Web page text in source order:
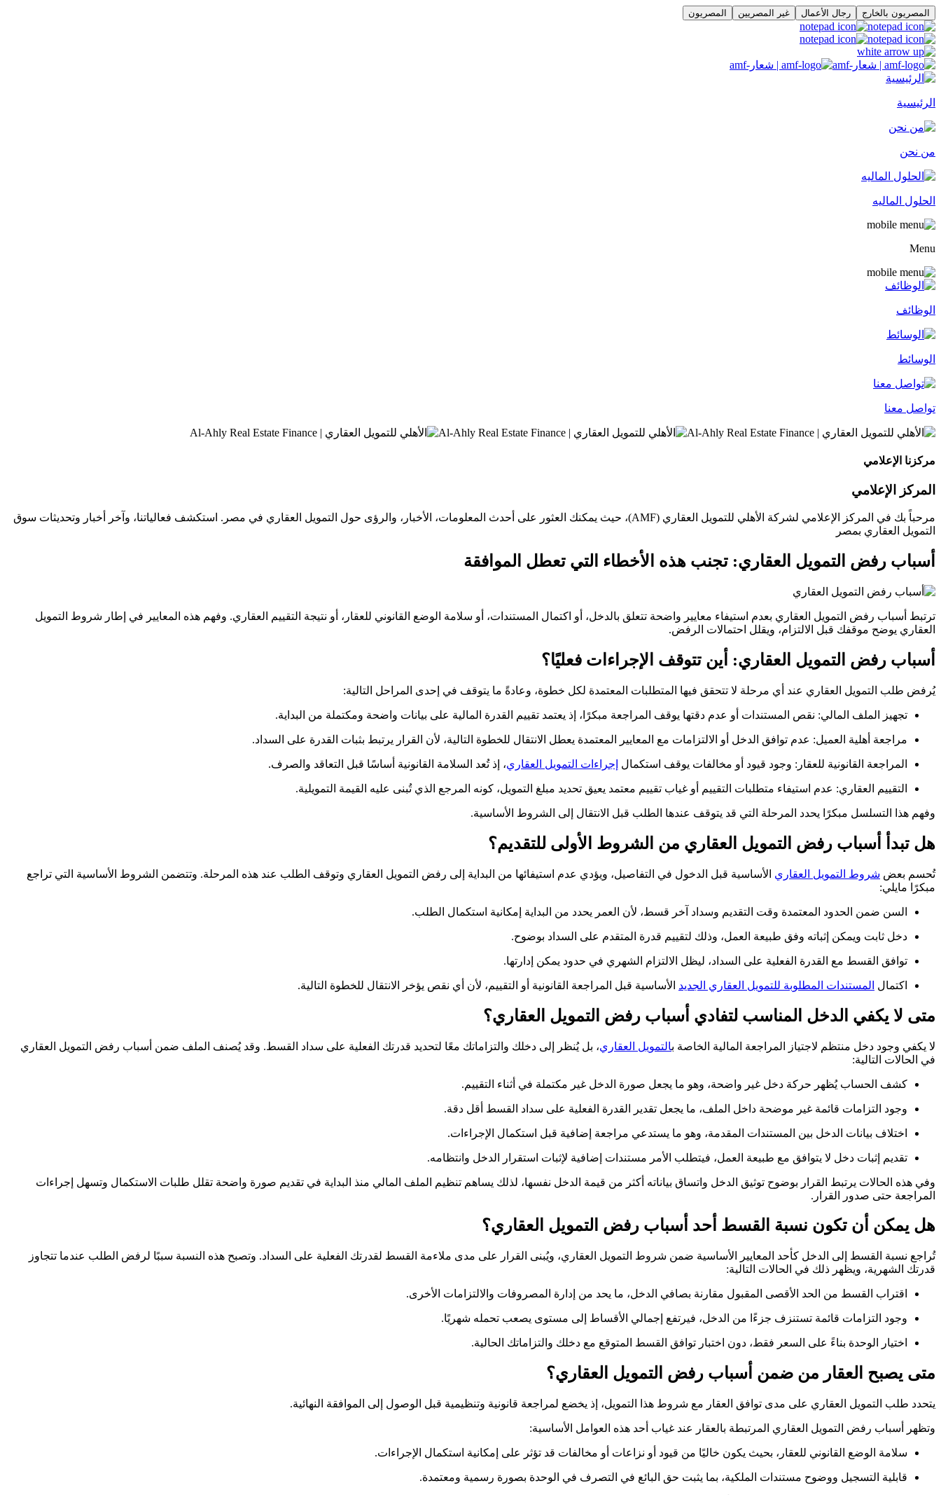
المصريون بالخارج رجال الأعمال غير المصريين المصريون
الرئيسية
من نحن
الحلول الماليه
Menu
الوظائف
الوسائط
تواصل معنا
مركزنا الإعلامي
المركز الإعلامي
مرحباً بك في المركز الإعلامي لشركة الأهلي للتمويل العقاري (AMF)، حيث يمكنك العثور على أحدث المعلومات، الأخبار، والرؤى حول التمويل العقاري في مصر. استكشف فعالياتنا، وآخر أخبار وتحديثات سوق
التمويل العقاري بمصر
أسباب رفض التمويل العقاري: تجنب هذه الأخطاء التي تعطل الموافقة
ترتبط أسباب رفض التمويل العقاري بعدم استيفاء معايير واضحة تتعلق بالدخل، أو اكتمال المستندات، أو سلامة الوضع القانوني للعقار، أو نتيجة التقييم العقاري. وفهم هذه المعايير في إطار شروط التمويل
العقاري يوضح موقفك قبل الالتزام، ويقلل احتمالات الرفض.
أسباب رفض التمويل العقاري: أين تتوقف الإجراءات فعليًا؟
يُرفض طلب التمويل العقاري عند أي مرحلة لا تتحقق فيها المتطلبات المعتمدة لكل خطوة، وعادةً ما يتوقف في إحدى المراحل التالية:
تجهيز الملف المالي: نقص المستندات أو عدم دقتها يوقف المراجعة مبكرًا، إذ يعتمد تقييم القدرة المالية على بيانات واضحة ومكتملة من البداية.
مراجعة أهلية العميل: عدم توافق الدخل أو الالتزامات مع المعايير المعتمدة يعطل الانتقال للخطوة التالية، لأن القرار يرتبط بثبات القدرة على السداد.
المراجعة القانونية للعقار: وجود قيود أو مخالفات يوقف استكمال إجراءات التمويل العقاري، إذ تُعد السلامة القانونية أساسًا قبل التعاقد والصرف.
التقييم العقاري: عدم استيفاء متطلبات التقييم أو غياب تقييم معتمد يعيق تحديد مبلغ التمويل، كونه المرجع الذي تُبنى عليه القيمة التمويلية.
وفهم هذا التسلسل مبكرًا يحدد المرحلة التي قد يتوقف عندها الطلب قبل الانتقال إلى الشروط الأساسية.
هل تبدأ أسباب رفض التمويل العقاري من الشروط الأولى للتقديم؟
تُحسم بعض شروط التمويل العقاري الأساسية قبل الدخول في التفاصيل، ويؤدي عدم استيفائها من البداية إلى رفض التمويل العقاري وتوقف الطلب عند هذه المرحلة. وتتضمن الشروط الأساسية التي تراجع
مبكرًا مايلي:
السن ضمن الحدود المعتمدة وقت التقديم وسداد آخر قسط، لأن العمر يحدد من البداية إمكانية استكمال الطلب.
دخل ثابت ويمكن إثباته وفق طبيعة العمل، وذلك لتقييم قدرة المتقدم على السداد بوضوح.
توافق القسط مع القدرة الفعلية على السداد، ليظل الالتزام الشهري في حدود يمكن إدارتها.
اكتمال المستندات المطلوبة للتمويل العقاري الجديد الأساسية قبل المراجعة القانونية أو التقييم، لأن أي نقص يؤخر الانتقال للخطوة التالية.
متى لا يكفي الدخل المناسب لتفادي أسباب رفض التمويل العقاري؟
لا يكفي وجود دخل منتظم لاجتياز المراجعة المالية الخاصة بالتمويل العقاري، بل يُنظر إلى دخلك والتزاماتك معًا لتحديد قدرتك الفعلية على سداد القسط. وقد يُصنف الملف ضمن أسباب رفض التمويل العقاري
في الحالات التالية:
كشف الحساب يُظهر حركة دخل غير واضحة، وهو ما يجعل صورة الدخل غير مكتملة في أثناء التقييم.
وجود التزامات قائمة غير موضحة داخل الملف، ما يجعل تقدير القدرة الفعلية على سداد القسط أقل دقة.
اختلاف بيانات الدخل بين المستندات المقدمة، وهو ما يستدعي مراجعة إضافية قبل استكمال الإجراءات.
تقديم إثبات دخل لا يتوافق مع طبيعة العمل، فيتطلب الأمر مستندات إضافية لإثبات استقرار الدخل وانتظامه.
وفي هذه الحالات يرتبط القرار بوضوح توثيق الدخل واتساق بياناته أكثر من قيمة الدخل نفسها، لذلك يساهم تنظيم الملف المالي منذ البداية في تقديم صورة واضحة تقلل طلبات الاستكمال وتسهل إجراءات
المراجعة حتى صدور القرار.
هل يمكن أن تكون نسبة القسط أحد أسباب رفض التمويل العقاري؟
تُراجع نسبة القسط إلى الدخل كأحد المعايير الأساسية ضمن شروط التمويل العقاري، ويُبنى القرار على مدى ملاءمة القسط لقدرتك الفعلية على السداد. وتصبح هذه النسبة سببًا لرفض الطلب عندما تتجاوز
قدرتك الشهرية، ويظهر ذلك في الحالات التالية:
اقتراب القسط من الحد الأقصى المقبول مقارنة بصافي الدخل، ما يحد من إدارة المصروفات والالتزامات الأخرى.
وجود التزامات قائمة تستنزف جزءًا من الدخل، فيرتفع إجمالي الأقساط إلى مستوى يصعب تحمله شهريًا.
اختيار الوحدة بناءً على السعر فقط، دون اختبار توافق القسط المتوقع مع دخلك والتزاماتك الحالية.
متى يصبح العقار من ضمن أسباب رفض التمويل العقاري؟
يتحدد طلب التمويل العقاري على مدى توافق العقار مع شروط هذا التمويل، إذ يخضع لمراجعة قانونية وتنظيمية قبل الوصول إلى الموافقة النهائية.
وتظهر أسباب رفض التمويل العقاري المرتبطة بالعقار عند غياب أحد هذه العوامل الأساسية:
سلامة الوضع القانوني للعقار، بحيث يكون خاليًا من قيود أو نزاعات أو مخالفات قد تؤثر على إمكانية استكمال الإجراءات.
قابلية التسجيل ووضوح مستندات الملكية، بما يثبت حق البائع في التصرف في الوحدة بصورة رسمية ومعتمدة.